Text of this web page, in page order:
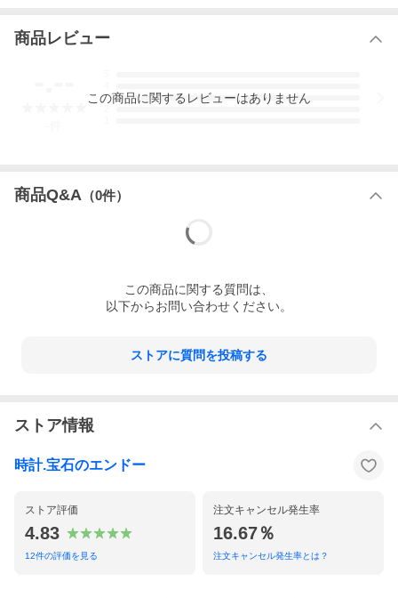
商品レビュー
3
この商品に関するレビューはありません
商品Q&A （0件）
この商品に関する質問は、
以下からお問い合わせください。
ストアに質問を投稿する
ストア情報
時計.宝石のエンドー
ストア評価
4.83
12件の評価を見る
注文キャンセル発生率
16.67％
注文キャンセル発生率とは？